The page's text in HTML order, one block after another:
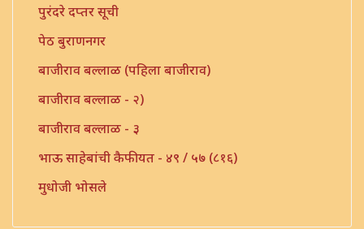
पुरंदरे दप्तर सूची
पेठ बुराणनगर
बाजीराव बल्लाळ (पहिला बाजीराव)
बाजीराव बल्लाळ - २)
बाजीराव बल्लाळ - ३
भाऊ साहेबांची कैफीयत - ४९ / ५७ (८१६)
मुधोजी भोसले